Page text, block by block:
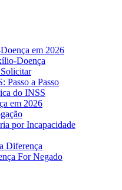
em 2026
Doença
Passo a Passo
do INSS
em 2026
por Incapacidade
Diferença
For Negado